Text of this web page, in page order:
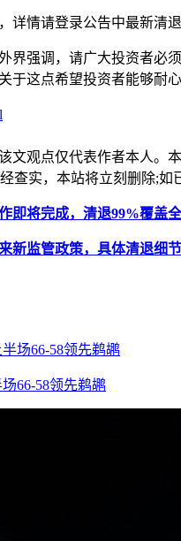
界强调，请广大投资者必
于这点希望投资者能够耐
文观点仅代表作者本人。
查实，本站将立刻删除;
即将完成，清退99%覆盖
新监管政策，具体清退细
66-58领先鹈鹕